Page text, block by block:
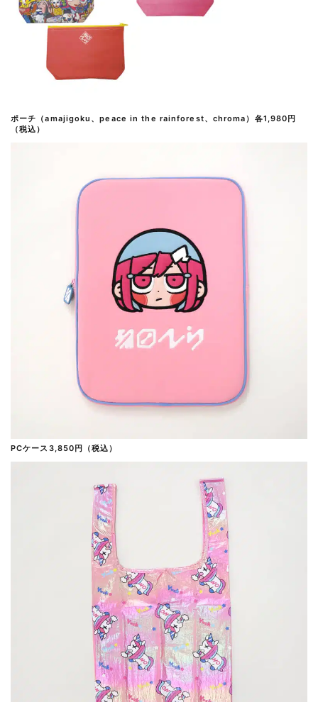
ポーチ（amajigoku、peace in the rainforest、chroma）各1,980円
（税込）
PCケース3,850円（税込）